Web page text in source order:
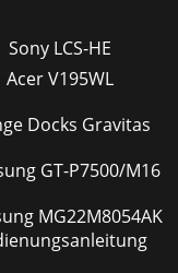
Sony LCS-HE
Acer V195WL
Docks Gravitas
GT-P7500/M16